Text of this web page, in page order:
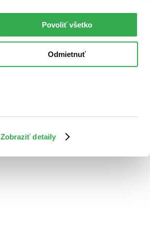
Zobraziť detaily
Povoliť všetko
Odmietnuť